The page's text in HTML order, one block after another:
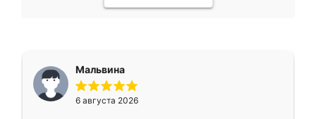
Мальвина
6 августа 2026